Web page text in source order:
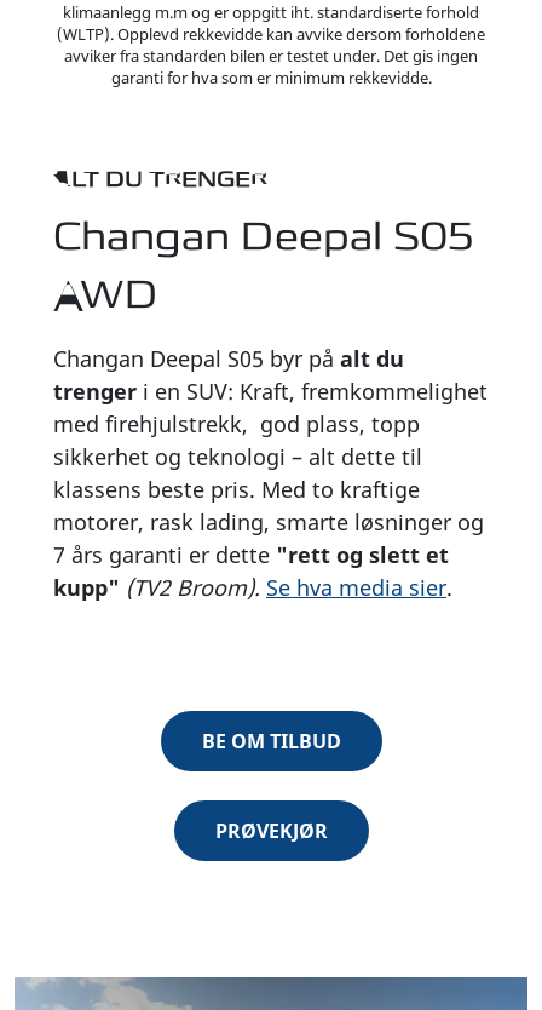
klimaanlegg m.m og er oppgitt iht. standardiserte forhold
(WLTP). Opplevd rekkevidde kan avvike dersom forholdene
avviker fra standarden bilen er testet under. Det gis ingen
garanti for hva som er minimum rekkevidde.
ALT DU TRENGER
Changan Deepal S05
AWD
Changan Deepal S05 byr på alt du
trenger i en SUV: Kraft, fremkommelighet
med firehjulstrekk, god plass, topp
sikkerhet og teknologi – alt dette til
klassens beste pris. Med to kraftige
motorer, rask lading, smarte løsninger og
7 års garanti er dette "rett og slett et
kupp" (TV2 Broom). Se hva media sier.
BE OM TILBUD
PRØVEKJØR